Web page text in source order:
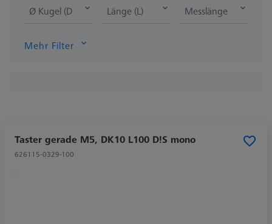
Ø Kugel (DK) Länge (L) Messlänge (ML)
Mehr Filter
Taster gerade M5, DK10 L100 D!S mono
626115-0329-100